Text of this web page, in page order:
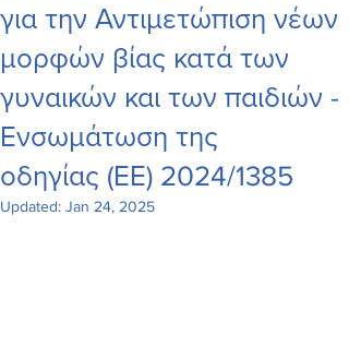
για την Αντιμετώπιση νέων
μορφών βίας κατά των
γυναικών και των παιδιών -
Ενσωμάτωση της
οδηγίας (ΕΕ) 2024/1385
Updated: Jan 24, 2025